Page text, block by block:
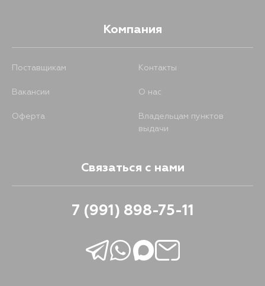
Компания
Поставщикам Контакты
Вакансии О нас
Оферта
Владельцам пунктов
выдачи
Связаться с нами
7 (991) 898-75-11